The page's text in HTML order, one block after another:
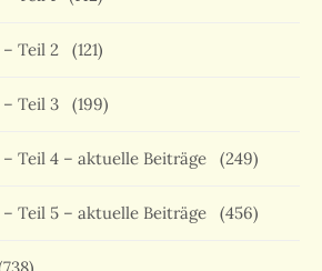
Teil 2 (121)
Teil 3 (199)
Teil 4 – aktuelle Beiträge (249)
Teil 5 – aktuelle Beiträge (456)